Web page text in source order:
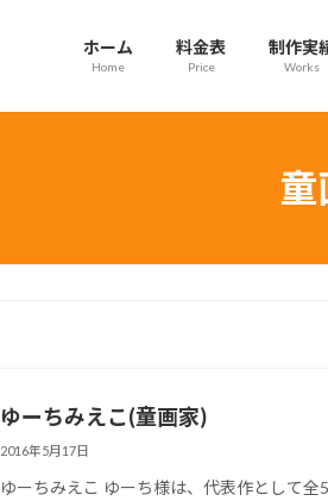
ホーム
Home
料金表
Price
制作実
Works
童
ゆーちみえこ(童画家)
2016年5月17日
ゆーちみえこ ゆーち様は、代表作として全